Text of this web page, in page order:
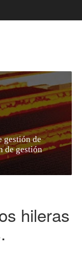
gestión de
de gestión
hileras